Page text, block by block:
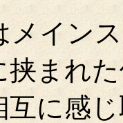
イン
挟まれ
互に感